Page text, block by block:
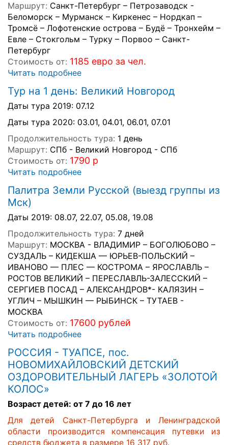
Маршрут: Санкт-Петербург – Петрозаводск -
Беломорск – Мурманск – Киркенес – Нордкап –
Тромсё – Лофотенские острова – Будё – Тронхейм –
Евле – Стокгольм – Турку – Порвоо – Санкт-
Петербург
Стоимость от: 1185 евро за чел.
Читать подробнее
Тур на 1 день: Великий Новгород
Даты тура 2019: 07.12
Даты тура 2020: 03.01, 04.01, 06.01, 07.01
Продолжительность тура: 1 день
Маршрут: СПб - Великий Новгород - СПб
Стоимость от: 1790 р
Читать подробнее
Палитра Земли Русской (выезд группы из
Мск)
Даты 2019: 08.07, 22.07, 05.08, 19.08
Продолжительность тура: 7 дней
Маршрут: МОСКВА - ВЛАДИМИР – БОГОЛЮБОВО –
СУЗДАЛЬ – КИДЕКША — ЮРЬЕВ-ПОЛЬСКИЙ –
ИВАНОВО — ПЛЕС — КОСТРОМА – ЯРОСЛАВЛЬ –
РОСТОВ ВЕЛИКИЙ – ПЕРЕСЛАВЛЬ-ЗАЛЕССКИЙ –
СЕРГИЕВ ПОСАД – АЛЕКСАНДРОВ*- КАЛЯЗИН –
УГЛИЧ – МЫШКИН — РЫБИНСК – ТУТАЕВ -
МОСКВА
Стоимость от: 17600 рублей
Читать подробнее
РОССИЯ - ТУАПСЕ, пос.
НОВОМИХАЙЛОВСКИЙ ДЕТСКИЙ
ОЗДОРОВИТЕЛЬНЫЙ ЛАГЕРЬ «ЗОЛОТОЙ
КОЛОС»
Возраст детей: от 7 до 16 лет
Для детей Санкт-Петербурга и Ленинградской
области производится компенсация путевки из
средств бюджета в размере 16 317 руб.